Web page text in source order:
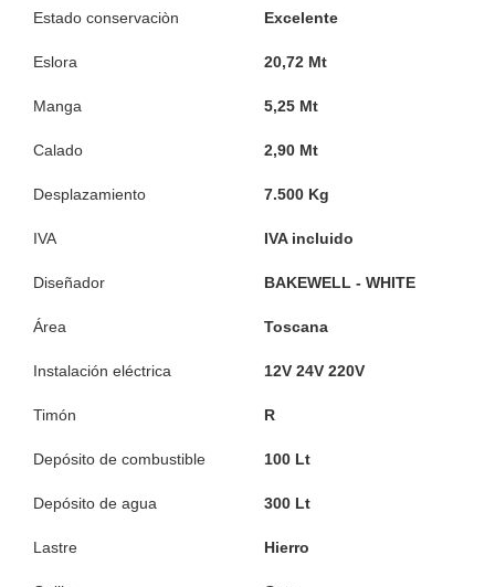
Estado conservaciòn Excelente
Eslora 20,72 Mt
Manga 5,25 Mt
Calado 2,90 Mt
Desplazamiento 7.500 Kg
IVA IVA incluido
Diseñador BAKEWELL - WHITE
Área Toscana
Instalación eléctrica 12V 24V 220V
Timón R
Depósito de combustible 100 Lt
Depósito de agua 300 Lt
Lastre Hierro